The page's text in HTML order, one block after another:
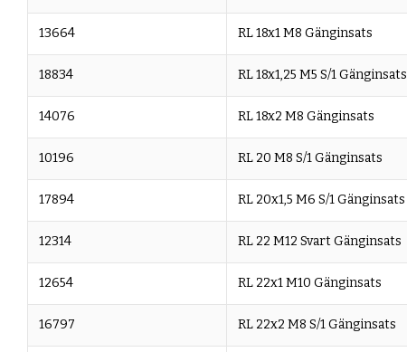
13664 RL 18x1 M8 Gänginsats
18834 RL 18x1,25 M5 S/1 Gänginsats
14076 RL 18x2 M8 Gänginsats
10196 RL 20 M8 S/1 Gänginsats
17894 RL 20x1,5 M6 S/1 Gänginsats
12314 RL 22 M12 Svart Gänginsats
12654 RL 22x1 M10 Gänginsats
16797 RL 22x2 M8 S/1 Gänginsats